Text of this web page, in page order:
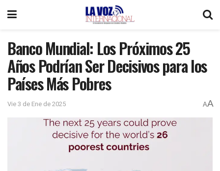
Banco Mundial: Los Próximos 25
Años Podrían Ser Decisivos para los
Países Más Pobres
Vie 3 de Ene de 2025 AA